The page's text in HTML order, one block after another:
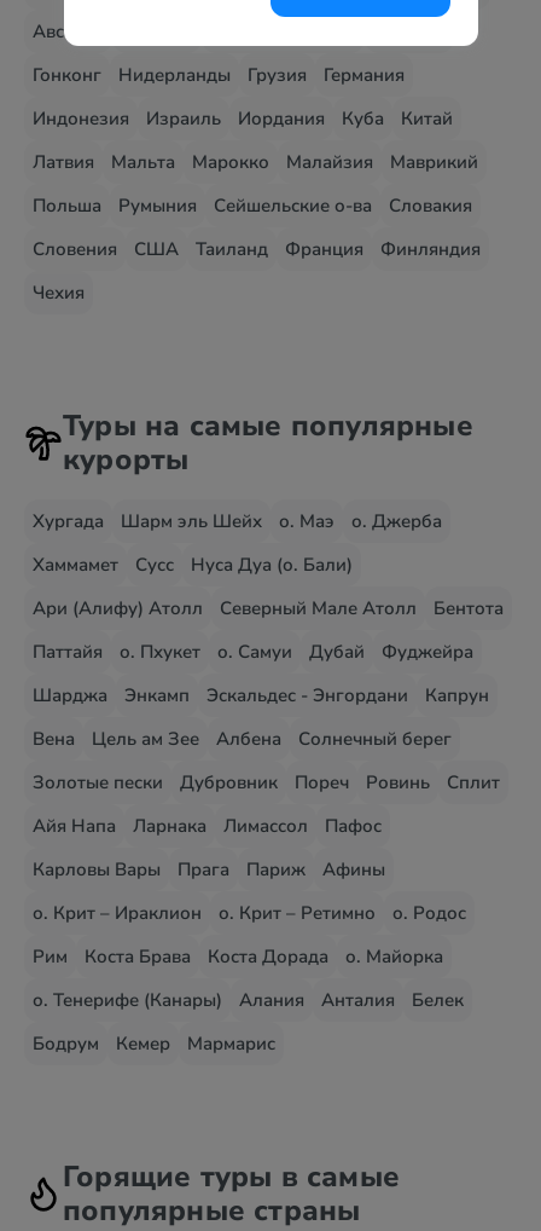
Австрия
Гонконг
Нидерланды Грузия
Германия
Индонезия
Израиль Иордания Куба
Китай
Латвия
Мальта Марокко Малайзия
Маврикий
Польша
Румыния Сейшельские о-ва
Словакия
Словения
США Таиланд Франция
Финляндия
Чехия
Туры на самые популярные
курорты
Хургада Шарм эль Шейх о. Маэ
о. Джерба
Хаммамет
Сусс
Нуса Дуа (о. Бали)
Ари (Алифу) Атолл
Северный Мале Атолл
Бентота
Паттайя
о. Пхукет о. Самуи Дубай
Фуджейра
Шарджа
Энкамп Эскальдес - Энгордани
Капрун
Вена
Цель ам Зее Албена
Солнечный берег
Золотые пески
Дубровник Пореч Ровинь
Сплит
Айя Напа
Ларнака Лимассол
Пафос
Карловы Вары
Прага Париж
Афины
о. Крит – Ираклион
о. Крит – Ретимно
о. Родос
Рим
Коста Брава Коста Дорада
о. Майорка
о. Тенерифе (Канары)
Алания Анталия
Белек
Бодрум
Кемер Мармарис
Горящие туры в самые
популярные страны